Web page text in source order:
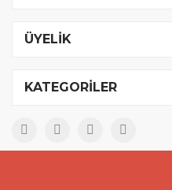
ÜYELİK
KATEGORİLER